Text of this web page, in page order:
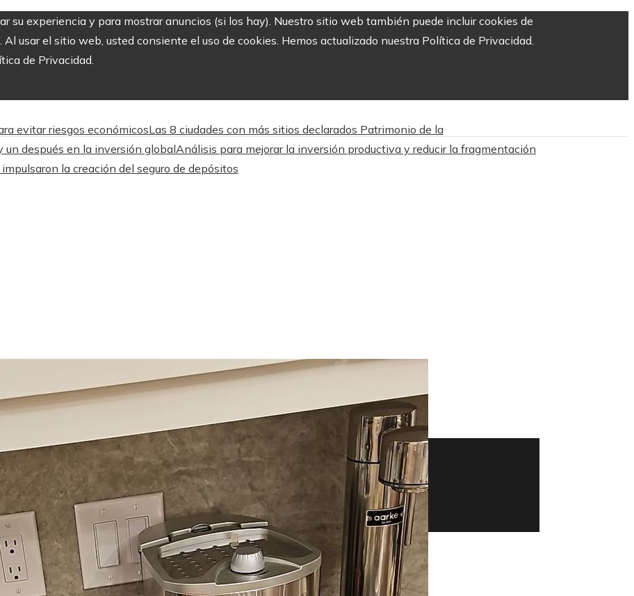
su experiencia y para mostrar anuncios (si los hay). Nuestro sitio web también puede incluir cookies de
usar el sitio web, usted consiente el uso de cookies. Hemos actualizado nuestra Política de Privacidad.
de Privacidad.
evitar riesgos económicosLas 8 ciudades con más sitios declarados Patrimonio de la
después en la inversión globalAnálisis para mejorar la inversión productiva y reducir la fragmentación
la creación del seguro de depósitos